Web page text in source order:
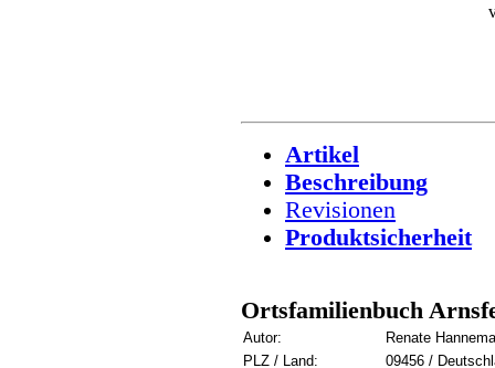
Artikel
Beschreibung
Revisionen
Produktsicherheit
Ortsfamilienbuch
Autor:
Renate
PLZ / Land:
09456 /